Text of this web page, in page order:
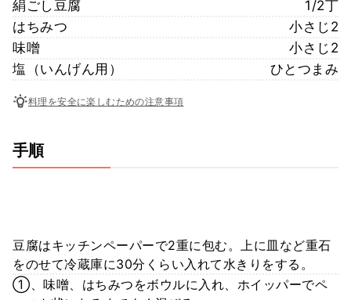
絹ごし豆腐
1/2丁
はちみつ
小さじ2
味噌
小さじ2
塩（いんげん用）
ひとつまみ
料理を安全に楽しむための注意事項
手順
豆腐はキッチンペーパーで2重に包む。上に皿など重石
をのせて冷蔵庫に30分くらい入れて水きりをする。
①、味噌、はちみつをボウルに入れ、ホイッパーでペ